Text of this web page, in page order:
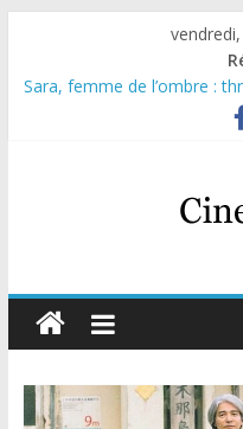
Sara, femme de l’ombre :
Journal d’une fille larguée :
Aema : mini-série sur le
Glass Heart : excellente
Olympo, saison 1 : nouvelle